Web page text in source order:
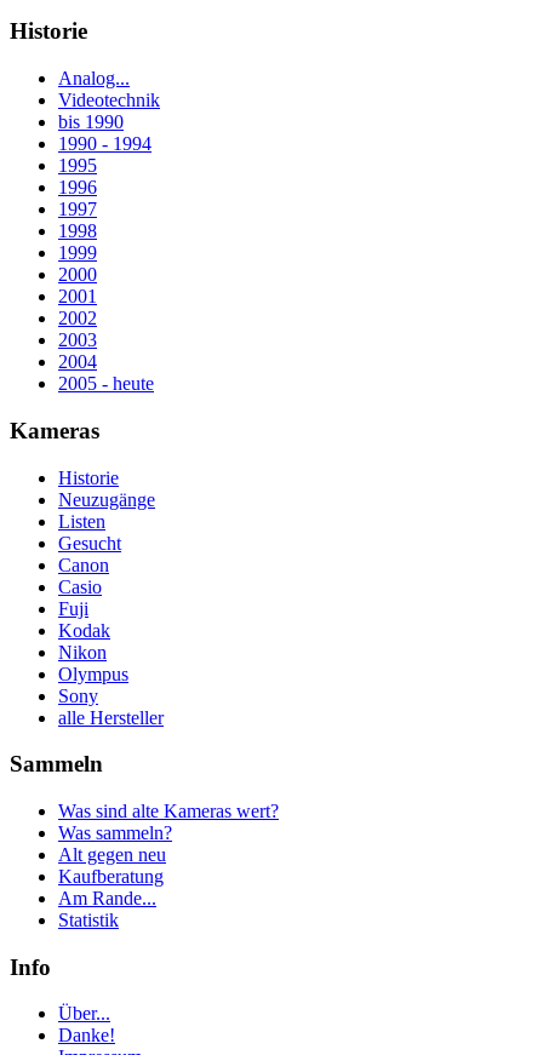
Historie
Analog...
Videotechnik
bis 1990
1990 - 1994
1995
1996
1997
1998
1999
2000
2001
2002
2003
2004
2005 - heute
Kameras
Historie
Neuzugänge
Listen
Gesucht
Canon
Casio
Fuji
Kodak
Nikon
Olympus
Sony
alle Hersteller
Sammeln
Was sind alte Kameras wert?
Was sammeln?
Alt gegen neu
Kaufberatung
Am Rande...
Statistik
Info
Über...
Danke!